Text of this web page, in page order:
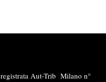
registrata Aut-Trib Milano n°